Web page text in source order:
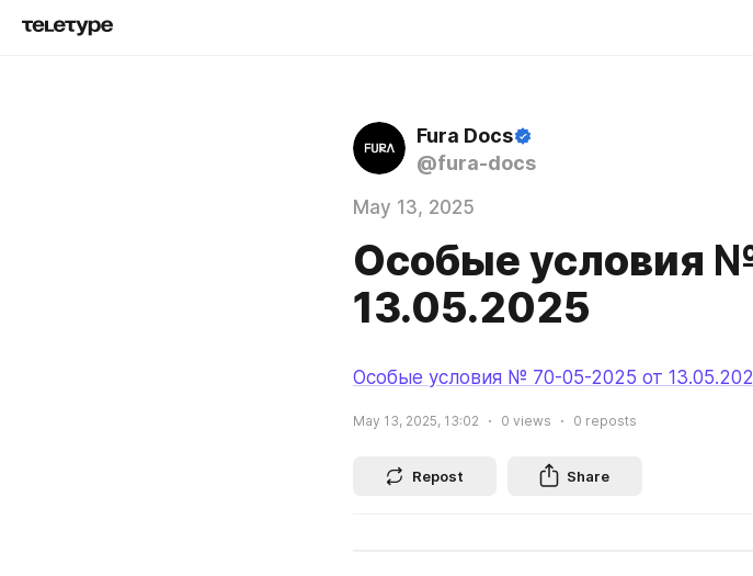
Fura Docs
@fura-docs
May 13, 2025
Особые условия
13.05.2025
Особые условия № 70-05-2025 от
May 13, 2025, 13:02 0 views 0 reposts
Repost Share